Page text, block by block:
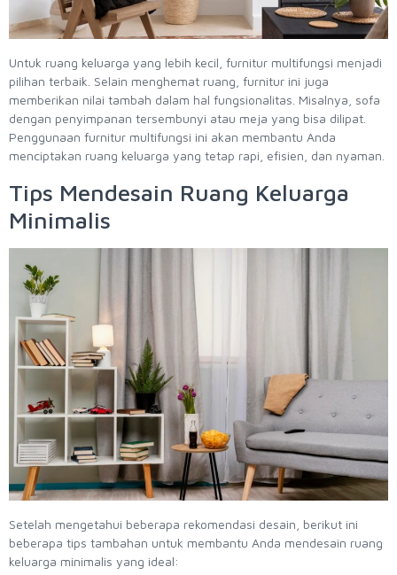
Untuk ruang keluarga yang lebih kecil, furnitur multifungsi menjadi
pilihan terbaik. Selain menghemat ruang, furnitur ini juga
memberikan nilai tambah dalam hal fungsionalitas. Misalnya, sofa
dengan penyimpanan tersembunyi atau meja yang bisa dilipat.
Penggunaan furnitur multifungsi ini akan membantu Anda
menciptakan ruang keluarga yang tetap rapi, efisien, dan nyaman.
Tips Mendesain Ruang Keluarga
Minimalis
Setelah mengetahui beberapa rekomendasi desain, berikut ini
beberapa tips tambahan untuk membantu Anda mendesain ruang
keluarga minimalis yang ideal: